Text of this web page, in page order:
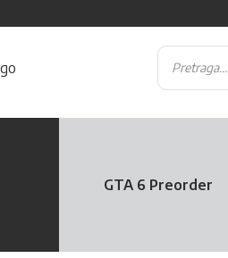
GTA 6 Preorder